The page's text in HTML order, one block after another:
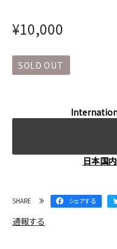
¥10,000
SOLD OUT
日本国
SHARE シェアする
通報する